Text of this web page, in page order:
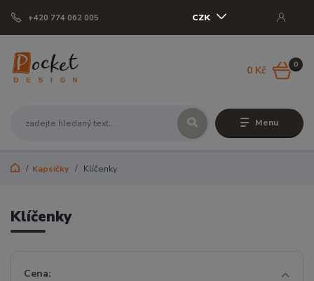
Menu
CZK
+420 774 062 005
0
0 Kč
Kapsičky Klíčenky
Klíčenky
Cena: